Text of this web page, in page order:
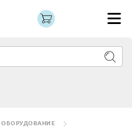
ОБОРУДОВАНИЕ